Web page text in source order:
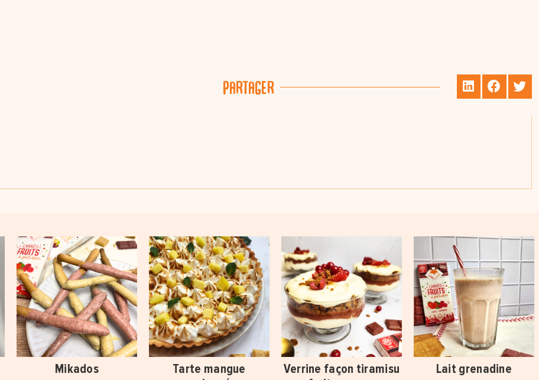
Partager
Mikados
Tarte mangue
Verrine façon tiramisu
Lait grenadine